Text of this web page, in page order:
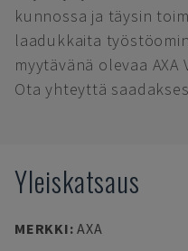
kunnossa ja täysin
laadukkaita
myytävänä olevaa
Ota yhteyttä
Yleiskatsaus
MERKKI:AXA